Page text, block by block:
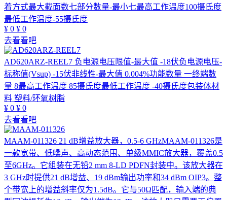
着方式最大截面数七部分数量-最小七最高工作温度100摄氏度
最低工作温度-55摄氏度
¥ 0 ¥ 0
去看看吧
AD620ARZ-REEL7 负电源电压限值-最大值 -18伏负电源电压-
标称值(Vsup) -15伏非线性-最大值 0.004%功能数量 一终端数
量 8最高工作温度 85摄氏度最低工作温度 -40摄氏度包装体材
料 塑料/环氧树脂
¥ 0 ¥ 0
去看看吧
MAAM-011326 21 dB增益放大器，0.5-6 GHzMAAM-011326是
一款宽带、低噪声、高动态范围、单级MMIC放大器，覆盖0.5
至6GHz。它组装在无铅2 mm 8-LD PDFN封装中。该放大器在
3 GHz时提供21 dB增益、19 dBm输出功率和34 dBm OIP3。整
个带宽上的增益斜率仅为1.5dB。它与50Ω匹配，输入端的典